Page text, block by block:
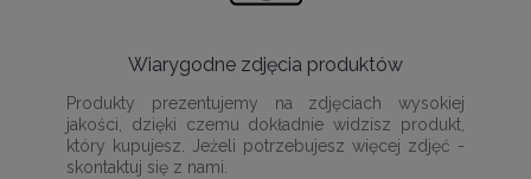
Wiarygodne zdjęcia produktów
Produkty prezentujemy na zdjęciach wysokiej
jakości, dzięki czemu dokładnie widzisz produkt,
który kupujesz. Jeżeli potrzebujesz więcej zdjęć -
skontaktuj się z nami.